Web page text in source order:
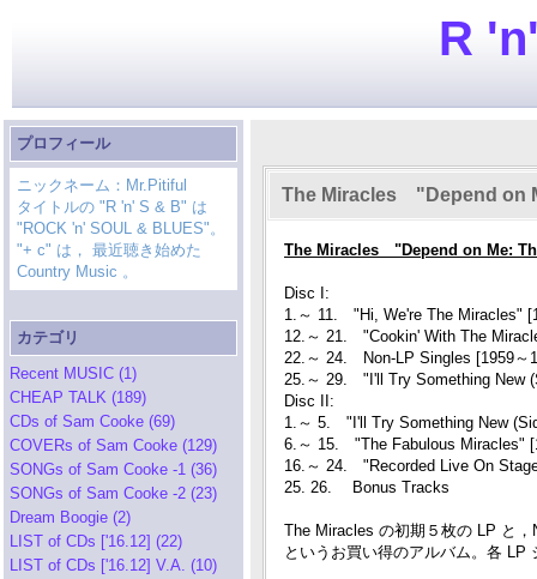
R
プロフィール
ニックネーム：Mr.Pitiful
タイトルの "R 'n' S & B" は
"ROCK 'n' SOUL & BLUES"。
"+ c" は， 最近聴き始めた
Country Music 。
カテゴリ
Recent MUSIC (1)
CHEAP TALK (189)
CDs of Sam Cooke (69)
COVERs of Sam Cooke (129)
SONGs of Sam Cooke -1 (36)
SONGs of Sam Cooke -2 (23)
Dream Boogie (2)
LIST of CDs ['16.12] (22)
LIST of CDs ['16.12] V.A. (10)
The Miracles "Depend on
The Miracles "Depend on Me:
Disc I:
1.～ 11. "Hi, We're The Miracles"
12.～ 21. "Cookin' With The
22.～ 24. Non-LP Singles [1959～
25.～ 29. "I'll Try Something New
Disc II:
1.～ 5. "I'll Try Something New
6.～ 15. "The Fabulous Miracles"
16.～ 24. "Recorded Live On
25. 26. Bonus Tracks
The Miracles の初期５枚の LP と
というお買い得のアルバム。各 LP